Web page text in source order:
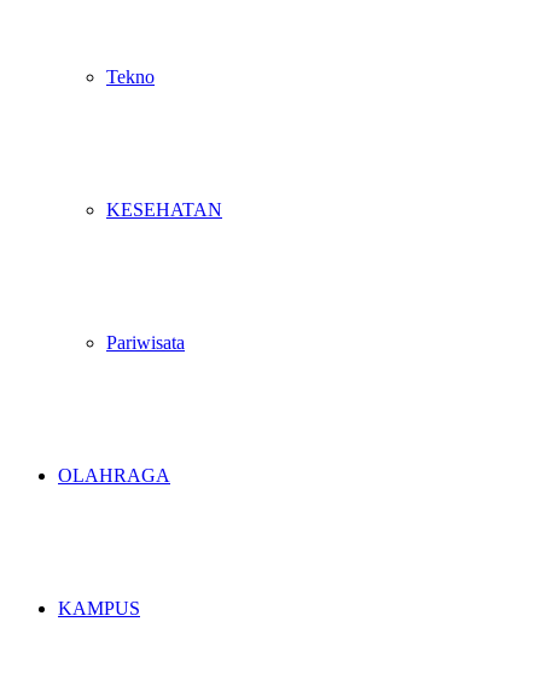
Tekno
KESEHATAN
Pariwisata
OLAHRAGA
KAMPUS